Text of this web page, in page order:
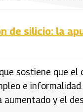
de silicio: la
sostiene que
e
y el